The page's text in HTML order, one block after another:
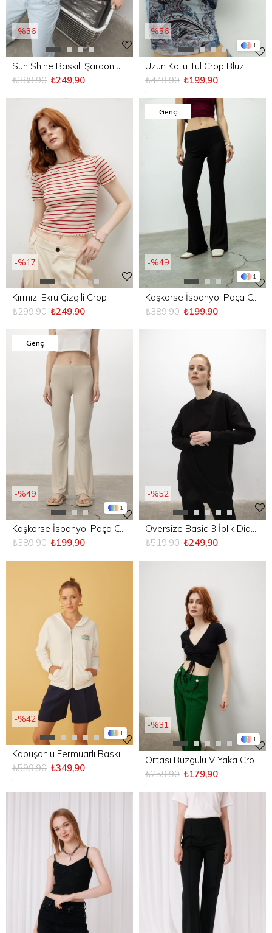
%36
₺249,90
₺389,90
1
%56
Uzun Kollu Tül Crop Bluz
₺199,90
₺449,90
%17
Kırmızı Ekru Çizgili Crop
₺249,90
₺299,90
1
%49
Kaşkorse İspanyol Paça Cepsiz Pantolon
₺199,90
₺389,90
Genç
1
%49
Kaşkorse İspanyol Paça Cepsiz Pantolon
₺199,90
₺389,90
Genç
%52
₺249,90
₺519,90
1
%42
₺349,90
₺599,90
1
%31
Ortası Büzgülü V Yaka Crop Bluz
₺179,90
₺259,90